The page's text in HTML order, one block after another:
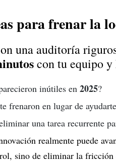
para frenar la
una auditoría
con tu equipo y
inútiles en 2025?
frenaron en lugar de
una tarea recurrente
realmente puede
sino de eliminar la